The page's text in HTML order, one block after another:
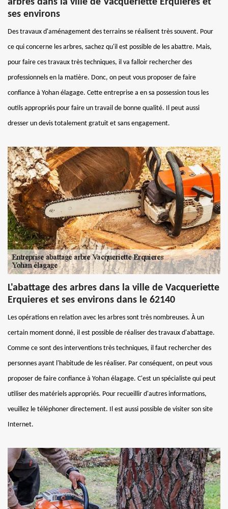
ses environs
Des travaux d'aménagement des terrains se réalisent très souvent. Pour
ce qui concerne les arbres, sachez qu'il est possible de les abattre. Mais,
pour faire ces travaux très techniques, il va falloir rechercher des
professionnels en la matière. Donc, on peut vous proposer de faire
confiance à Yohan élagage. Cette entreprise a en sa possession tous les
outils appropriés pour faire un travail de bonne qualité. Il peut aussi
dresser un devis totalement gratuit et sans engagement.
L'abattage des arbres dans la ville de Vacqueriette
Erquieres et ses environs dans le 62140
Les opérations en relation avec les arbres sont très nombreuses. À un
certain moment donné, il est possible de réaliser des travaux d'abattage.
Comme ce sont des interventions très techniques, il faut rechercher des
personnes ayant l'habitude de les réaliser. Par conséquent, on peut vous
proposer de faire confiance à Yohan élagage. C'est un spécialiste qui peut
utiliser des matériels appropriés. Pour recueillir d'autres informations,
veuillez le téléphoner directement. Il est aussi possible de visiter son site
Internet.